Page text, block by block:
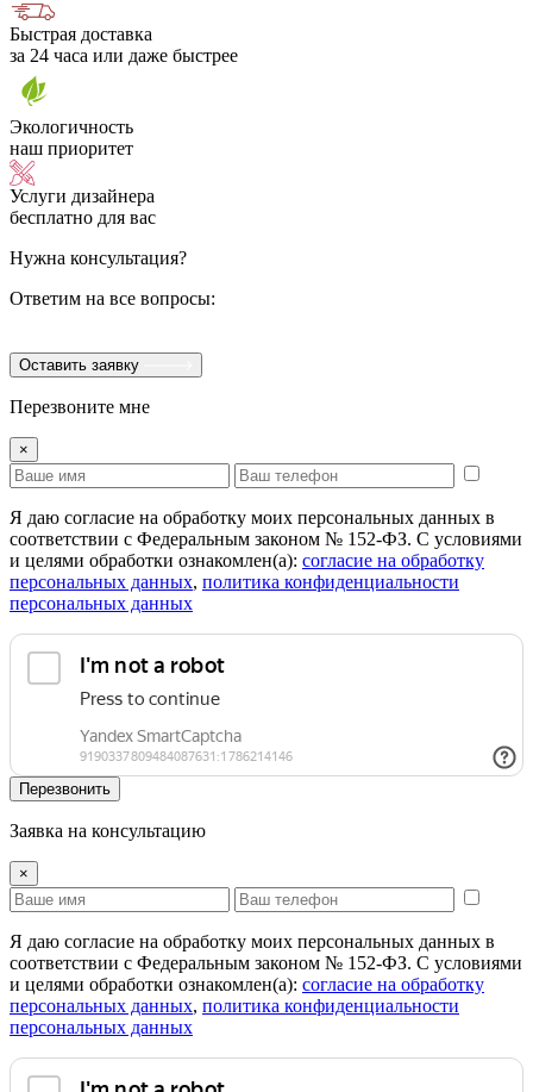
Быстрая доставка
за 24 часа или даже быстрее
Экологичность
наш приоритет
Услуги дизайнера
бесплатно для вас
Нужна консультация?
Ответим на все вопросы:
Оставить заявку
Перезвоните мне
×
Я даю согласие на обработку моих персональных данных в
соответствии с Федеральным законом № 152-ФЗ. С условиями
и целями обработки ознакомлен(а): cогласие на обработку
персональных данных, политика конфиденциальности
персональных данных
Перезвонить
Заявка на консультацию
×
Я даю согласие на обработку моих персональных данных в
соответствии с Федеральным законом № 152-ФЗ. С условиями
и целями обработки ознакомлен(а): cогласие на обработку
персональных данных, политика конфиденциальности
персональных данных